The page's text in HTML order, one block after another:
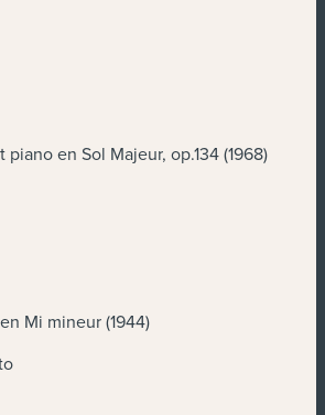
en Sol Majeur, op.134 (1968)
Mi mineur (1944)